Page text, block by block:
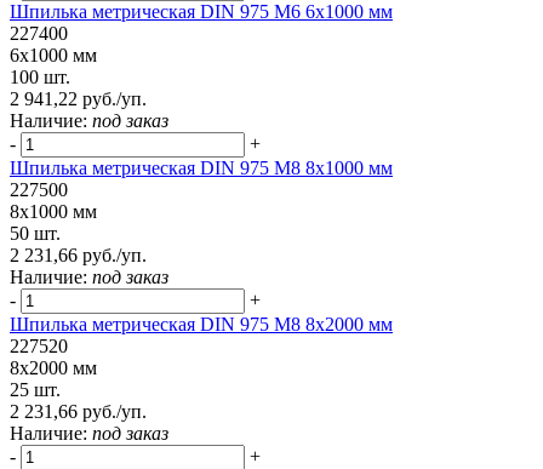
Шпилька метрическая DIN 975 М6 6х1000 мм
227400
6х1000 мм
100 шт.
2 941,22 руб./уп.
Наличие: под заказ
-
+
Шпилька метрическая DIN 975 М8 8х1000 мм
227500
8х1000 мм
50 шт.
2 231,66 руб./уп.
Наличие: под заказ
-
+
Шпилька метрическая DIN 975 М8 8х2000 мм
227520
8х2000 мм
25 шт.
2 231,66 руб./уп.
Наличие: под заказ
-
+